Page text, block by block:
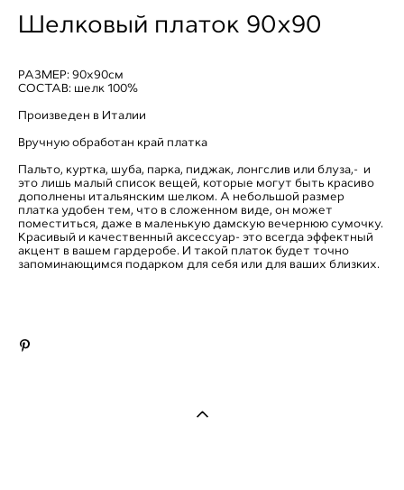
Шелковый платок 90х90
РАЗМЕР: 90х90см
СОСТАВ: шелк 100%
Произведен в Италии
Вручную обработан край платка
Пальто, куртка, шуба, парка, пиджак, лонгслив или блуза,- и
это лишь малый список вещей, которые могут быть красиво
дополнены итальянским шелком. А небольшой размер
платка удобен тем, что в сложенном виде, он может
поместиться, даже в маленькую дамскую вечернюю сумочку.
Красивый и качественный аксессуар- это всегда эффектный
акцент в вашем гардеробе. И такой платок будет точно
запоминающимся подарком для себя или для ваших близких.